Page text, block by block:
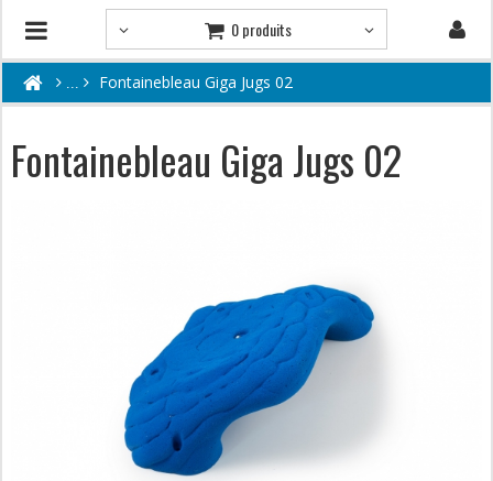
0 produits
Fontainebleau Giga Jugs 02
Fontainebleau Giga Jugs 02